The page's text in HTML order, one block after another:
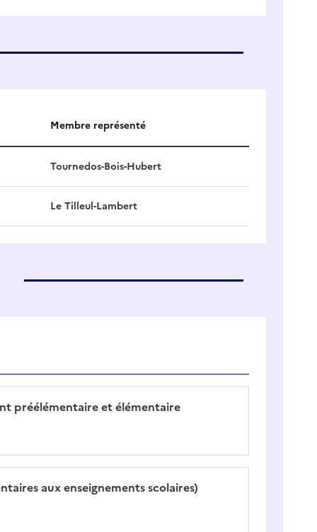
Membre représenté
Tournedos-Bois-Hubert
Le Tilleul-Lambert
préélémentaire et élémentaire
aux enseignements scolaires)